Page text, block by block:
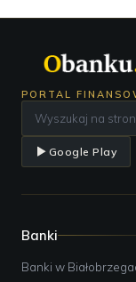
PORTAL
Google Play
Banki
Banki w